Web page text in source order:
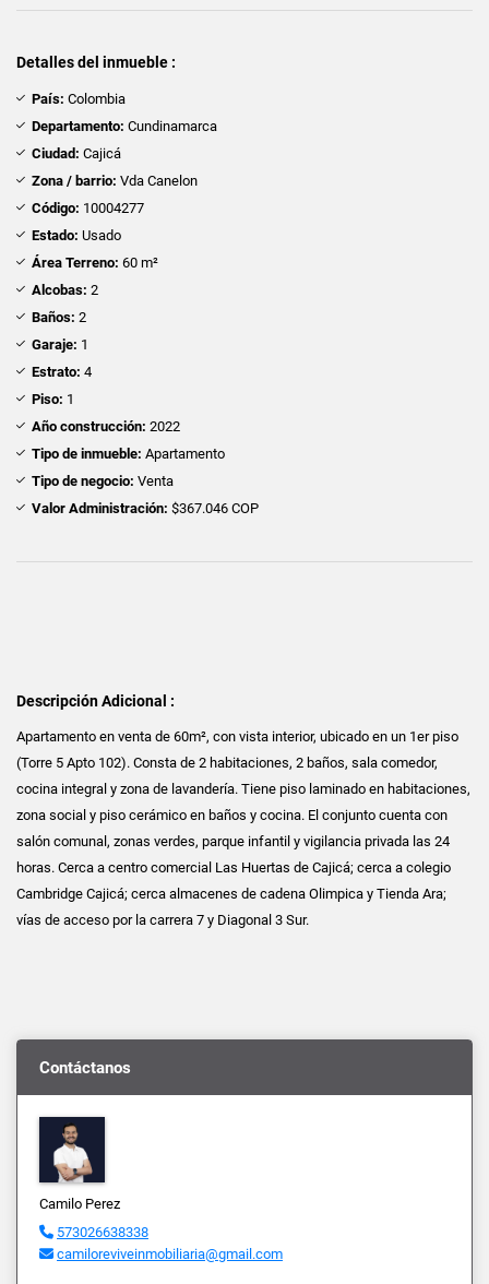
Detalles del inmueble :
País: Colombia
Departamento: Cundinamarca
Ciudad: Cajicá
Zona / barrio: Vda Canelon
Código: 10004277
Estado: Usado
Área Terreno: 60 m²
Alcobas: 2
Baños: 2
Garaje: 1
Estrato: 4
Piso: 1
Año construcción: 2022
Tipo de inmueble: Apartamento
Tipo de negocio: Venta
Valor Administración: $367.046 COP
Descripción Adicional :
Apartamento en venta de 60m², con vista interior, ubicado en un 1er piso
(Torre 5 Apto 102). Consta de 2 habitaciones, 2 baños, sala comedor,
cocina integral y zona de lavandería. Tiene piso laminado en habitaciones,
zona social y piso cerámico en baños y cocina. El conjunto cuenta con
salón comunal, zonas verdes, parque infantil y vigilancia privada las 24
horas. Cerca a centro comercial Las Huertas de Cajicá; cerca a colegio
Cambridge Cajicá; cerca almacenes de cadena Olimpica y Tienda Ara;
vías de acceso por la carrera 7 y Diagonal 3 Sur.
Contáctanos
Camilo Perez
573026638338
camiloreviveinmobiliaria@gmail.com